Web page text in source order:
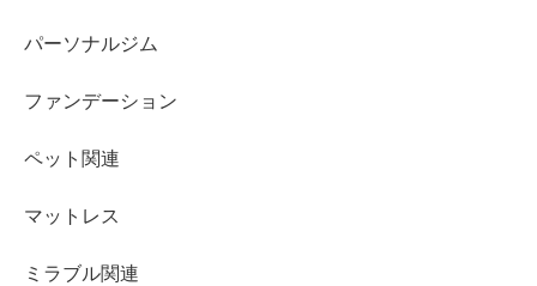
パーソナルジム
ファンデーション
ペット関連
マットレス
ミラブル関連